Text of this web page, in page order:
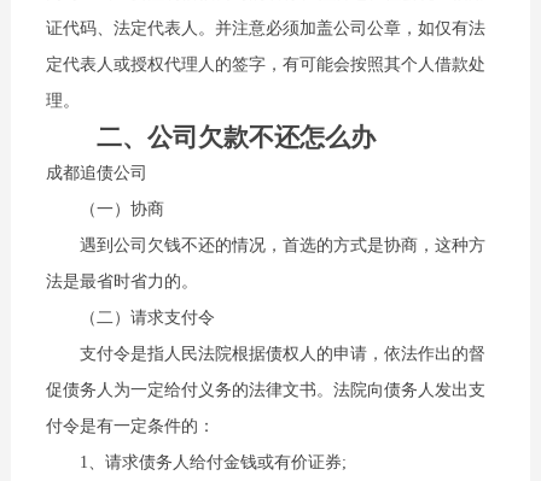
证代码、法定代表人。并注意必须加盖公司公章，如仅有法
定代表人或授权代理人的签字，有可能会按照其个人借款处
理。
二、公司欠款不还怎么办
成都追债公司
（一）协商
遇到公司欠钱不还的情况，首选的方式是协商，这种方
法是最省时省力的。
（二）请求支付令
支付令是指人民法院根据债权人的申请，依法作出的督
促债务人为一定给付义务的法律文书。法院向债务人发出支
付令是有一定条件的：
1、请求债务人给付金钱或有价证券;